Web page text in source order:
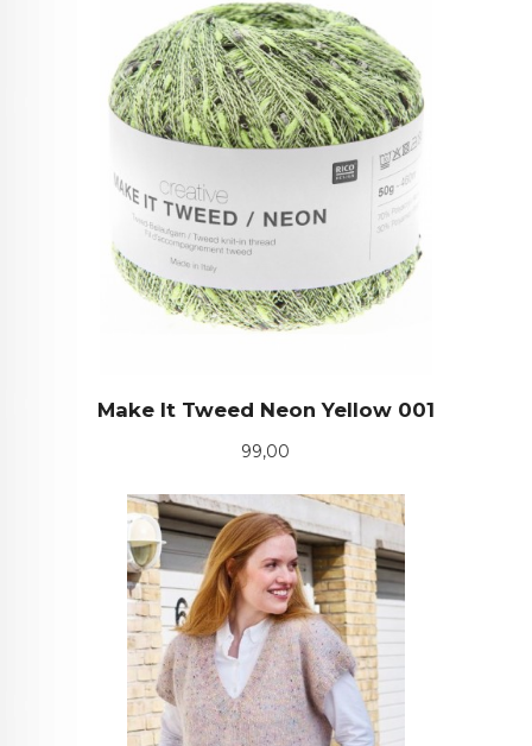
Make It Tweed Neon Yellow 001
Pris
99,00